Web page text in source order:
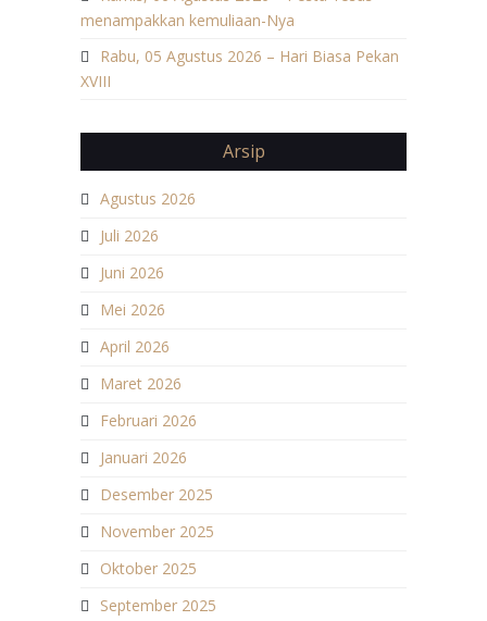
menampakkan kemuliaan-Nya
Rabu, 05 Agustus 2026 – Hari Biasa Pekan
XVIII
Arsip
Agustus 2026
Juli 2026
Juni 2026
Mei 2026
April 2026
Maret 2026
Februari 2026
Januari 2026
Desember 2025
November 2025
Oktober 2025
September 2025